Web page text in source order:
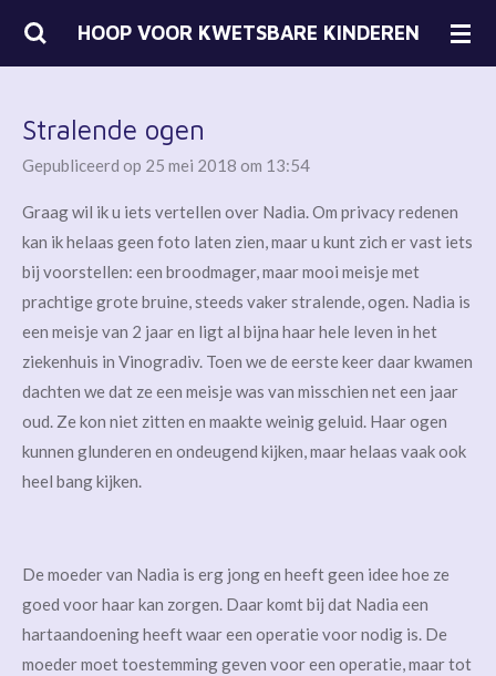
Ga
hoofdinhoud
HOOP VOOR KWETSBARE KINDEREN
Stralende ogen
Gepubliceerd op 25 mei 2018 om 13:54
Graag wil ik u iets vertellen over Nadia. Om privacy redenen
kan ik helaas geen foto laten zien, maar u kunt zich er vast iets
bij voorstellen: een broodmager, maar mooi meisje met
prachtige grote bruine, steeds vaker stralende, ogen. Nadia is
een meisje van 2 jaar en ligt al bijna haar hele leven in het
ziekenhuis in Vinogradiv. Toen we de eerste keer daar kwamen
dachten we dat ze een meisje was van misschien net een jaar
oud. Ze kon niet zitten en maakte weinig geluid. Haar ogen
kunnen glunderen en ondeugend kijken, maar helaas vaak ook
heel bang kijken.
De moeder van Nadia is erg jong en heeft geen idee hoe ze
goed voor haar kan zorgen. Daar komt bij dat Nadia een
hartaandoening heeft waar een operatie voor nodig is. De
moeder moet toestemming geven voor een operatie, maar tot